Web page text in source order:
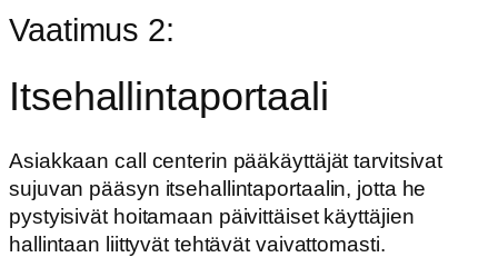
Vaatimus 2:
Itsehallintaportaali
Asiakkaan call centerin pääkäyttäjät tarvitsivat
sujuvan pääsyn itsehallintaportaalin, jotta he
pystyisivät hoitamaan päivittäiset käyttäjien
hallintaan liittyvät tehtävät vaivattomasti.